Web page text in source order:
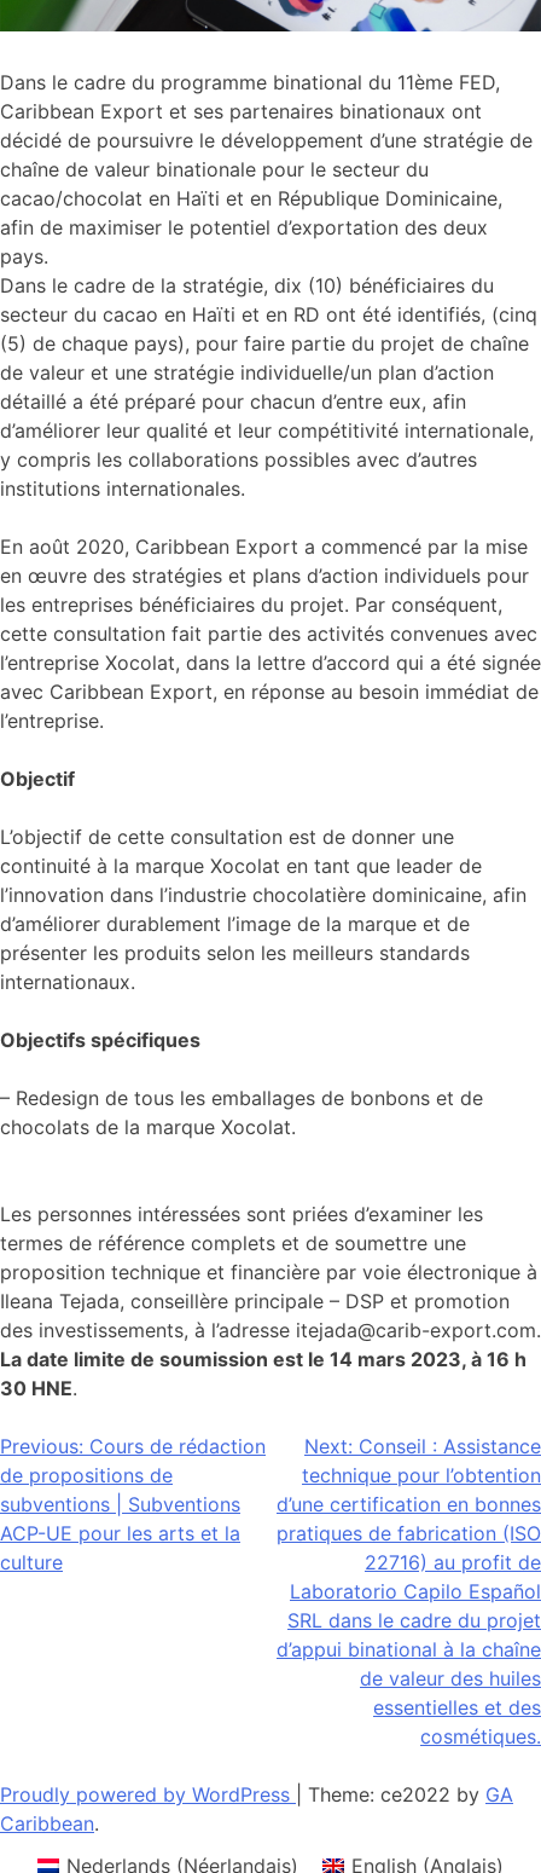
Dans le cadre du programme binational du 11ème FED,
Caribbean Export et ses partenaires binationaux ont
décidé de poursuivre le développement d’une stratégie de
chaîne de valeur binationale pour le secteur du
cacao/chocolat en Haïti et en République Dominicaine,
afin de maximiser le potentiel d’exportation des deux
pays.
Dans le cadre de la stratégie, dix (10) bénéficiaires du
secteur du cacao en Haïti et en RD ont été identifiés, (cinq
(5) de chaque pays), pour faire partie du projet de chaîne
de valeur et une stratégie individuelle/un plan d’action
détaillé a été préparé pour chacun d’entre eux, afin
d’améliorer leur qualité et leur compétitivité internationale,
y compris les collaborations possibles avec d’autres
institutions internationales.
En août 2020, Caribbean Export a commencé par la mise
en œuvre des stratégies et plans d’action individuels pour
les entreprises bénéficiaires du projet. Par conséquent,
cette consultation fait partie des activités convenues avec
l’entreprise Xocolat, dans la lettre d’accord qui a été signée
avec Caribbean Export, en réponse au besoin immédiat de
l’entreprise.
Objectif
L’objectif de cette consultation est de donner une
continuité à la marque Xocolat en tant que leader de
l’innovation dans l’industrie chocolatière dominicaine, afin
d’améliorer durablement l’image de la marque et de
présenter les produits selon les meilleurs standards
internationaux.
Objectifs spécifiques
– Redesign de tous les emballages de bonbons et de
chocolats de la marque Xocolat.
Les personnes intéressées sont priées d’examiner les
termes de référence complets et de soumettre une
proposition technique et financière par voie électronique à
Ileana Tejada, conseillère principale – DSP et promotion
des investissements, à l’adresse itejada@carib-export.com.
La date limite de soumission est le 14 mars 2023, à 16 h
30 HNE.
Navigation
de
l’article
Previous: Cours de rédaction
de propositions de
subventions | Subventions
ACP-UE pour les arts et la
culture
Next: Conseil : Assistance
technique pour l’obtention
d’une certification en bonnes
pratiques de fabrication (ISO
22716) au profit de
Laboratorio Capilo Español
SRL dans le cadre du projet
d’appui binational à la chaîne
de valeur des huiles
essentielles et des
cosmétiques.
Proudly powered by WordPress Theme: ce2022 by GA
Caribbean.
Nederlands (Néerlandais) English (Anglais)